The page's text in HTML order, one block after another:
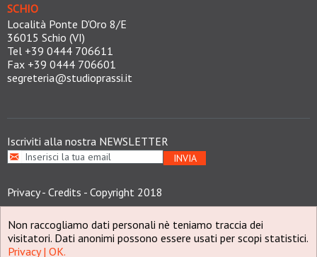
SCHIO
Località Ponte D'Oro 8/E
36015 Schio (VI)
Tel +39 0444 706611
Fax +39 0444 706601
segreteria@studioprassi.it
Iscriviti alla nostra NEWSLETTER
Privacy- Credits - Copyright 2018
Non raccogliamo dati personali nè teniamo traccia dei
visitatori. Dati anonimi possono essere usati per scopi statistici.
Privacy | OK.